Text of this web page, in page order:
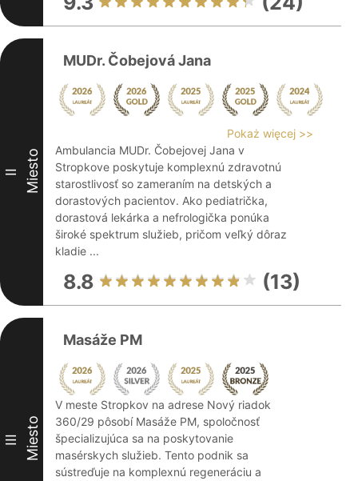
II Miesto
MUDr. Čobejová Jana
Pokaż więcej >>
Ambulancia MUDr. Čobejovej Jana v
Stropkove poskytuje komplexnú zdravotnú
starostlivosť so zameraním na detských a
dorastových pacientov. Ako pediatrička,
dorastová lekárka a nefrologička ponúka
široké spektrum služieb, pričom veľký dôraz
kladie ...
8.8 (13)
III Miesto
Masáže PM
V meste Stropkov na adrese Nový riadok
360/29 pôsobí Masáže PM, spoločnosť
špecializujúca sa na poskytovanie
masérskych služieb. Tento podnik sa
sústreďuje na komplexnú regeneráciu a